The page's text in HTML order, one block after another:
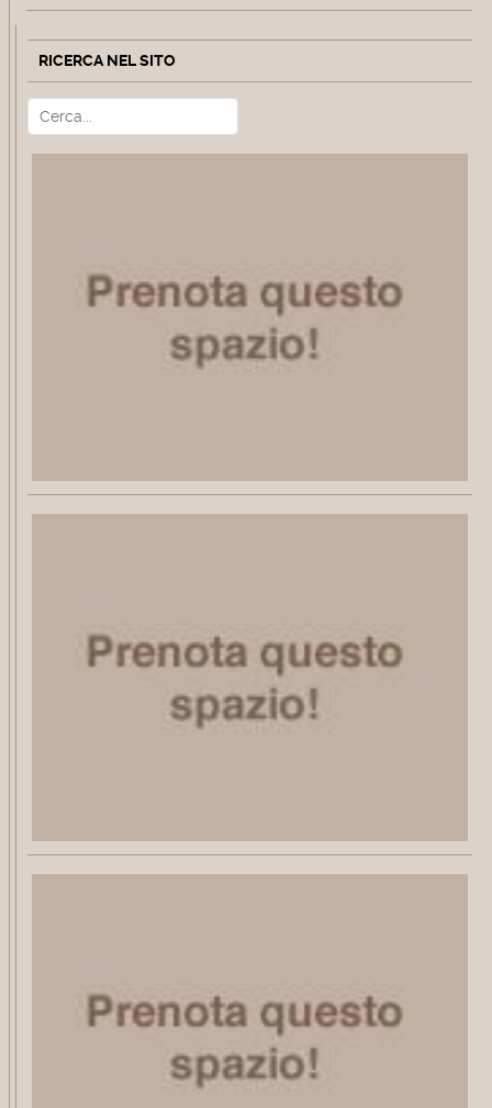
RICERCA NEL SITO
Cerca Type 2 or more characters for